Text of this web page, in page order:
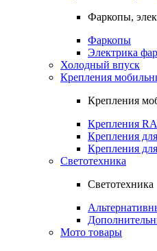
Фаркопы,
Фаркопы
Электрика
Холодный впуск
Крепления
Крепления
Крепления
Крепления
Крепления
Светотехника
Светотехника
Мото товары